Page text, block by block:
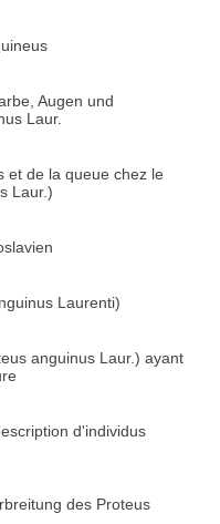
Augen und
Laur.
et de la queue chez le
Laur.)
Laurenti)
anguinus Laur.) ayant
d'individus
des Proteus